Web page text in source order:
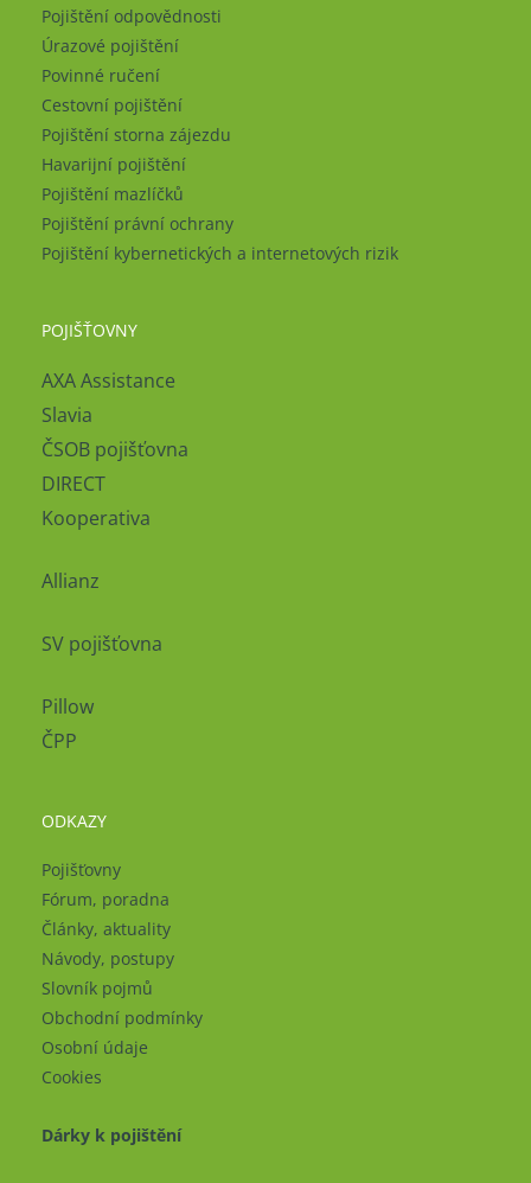
Pojištění odpovědnosti
Úrazové pojištění
Povinné ručení
Cestovní pojištění
Pojištění storna zájezdu
Havarijní pojištění
Pojištění mazlíčků
Pojištění právní ochrany
Pojištění kybernetických a internetových rizik
POJIŠŤOVNY
AXA Assistance
Slavia
ČSOB pojišťovna
DIRECT
Kooperativa
Allianz
SV pojišťovna
Pillow
ČPP
ODKAZY
Pojišťovny
Fórum, poradna
Články, aktuality
Návody, postupy
Slovník pojmů
Obchodní podmínky
Osobní údaje
Cookies
Dárky k pojištění